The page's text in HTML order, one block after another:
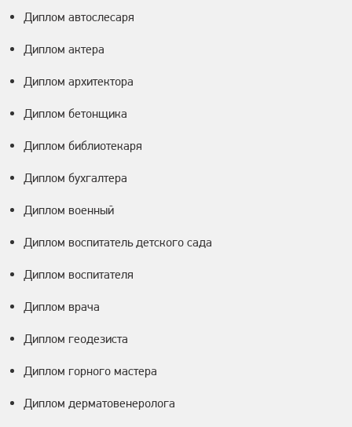
Диплом автослесаря
Диплом актера
Диплом архитектора
Диплом бетонщика
Диплом библиотекаря
Диплом бухгалтера
Диплом военный
Диплом воспитатель детского сада
Диплом воспитателя
Диплом врача
Диплом геодезиста
Диплом горного мастера
Диплом дерматовенеролога